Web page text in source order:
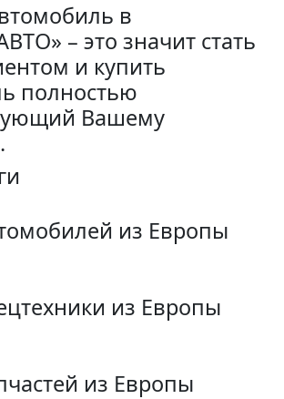
в
– это значит стать
и купить
полностью
Вашему
из Европы
из Европы
из Европы